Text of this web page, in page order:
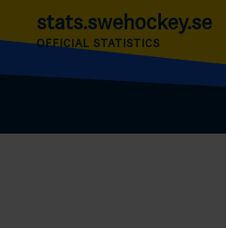
stats.swehockey.se
OFFICIAL STATISTICS